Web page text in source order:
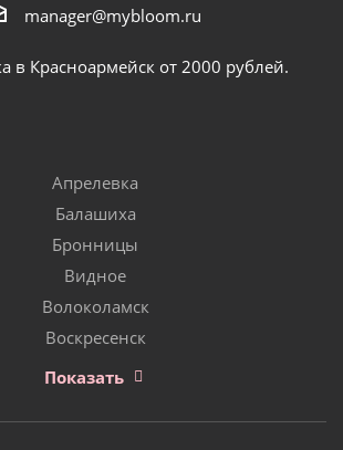
manager@mybloom.ru
в Красноармейск от 2000 рублей.
Апрелевка
Балашиха
Бронницы
Видное
Волоколамск
Воскресенск
Показать